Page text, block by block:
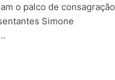
o palco de consagração
Simone